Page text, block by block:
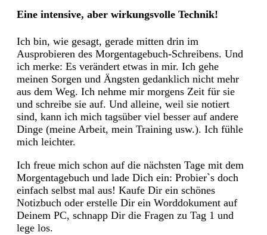
Eine intensive, aber wirkungsvolle Technik!
Ich bin, wie gesagt, gerade mitten drin im
Ausprobieren des Morgentagebuch-Schreibens. Und
ich merke: Es verändert etwas in mir. Ich gehe
meinen Sorgen und Ängsten gedanklich nicht mehr
aus dem Weg. Ich nehme mir morgens Zeit für sie
und schreibe sie auf. Und alleine, weil sie notiert
sind, kann ich mich tagsüber viel besser auf andere
Dinge (meine Arbeit, mein Training usw.). Ich fühle
mich leichter.
Ich freue mich schon auf die nächsten Tage mit dem
Morgentagebuch und lade Dich ein: Probier`s doch
einfach selbst mal aus! Kaufe Dir ein schönes
Notizbuch oder erstelle Dir ein Worddokument auf
Deinem PC, schnapp Dir die Fragen zu Tag 1 und
lege los.